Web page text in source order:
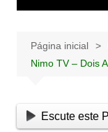
Página inicial
Nimo TV – Dois
Escute este